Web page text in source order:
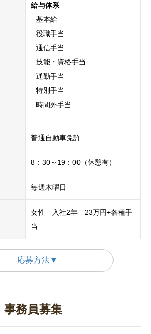
給与体系
基本給
役職手当
通信手当
技能・資格手当
通勤手当
特別手当
時間外手当
普通自動車免許
8：30～19：00（休憩有）
毎週木曜日
女性 入社2年 23万円+各種手
当
応募方法▼
務員募集